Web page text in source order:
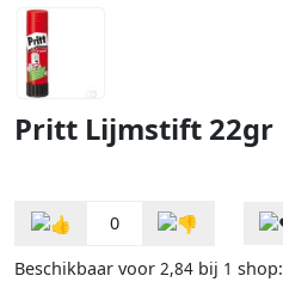
Pritt Lijmstift 22gr
0
Beschikbaar voor 2,84 bij 1 shop: